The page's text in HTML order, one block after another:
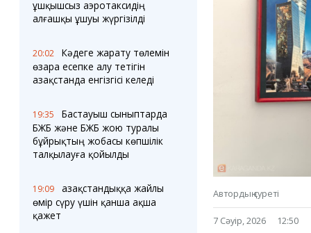
Соққылар
Аптаның коллажы
Ешкин жұлдыз
жорамалы
Қарағанды Картасы
Менің учаскелік
Жолдарды жабу
Медиа
Фото
Бейне
Timelapse
ұшқышсыз аэротаксидің
алғашқы ұшуы жүргізілді
20:02
Кәдеге жарату төлемін
өзара есепке алу тетігін
Қазақстанда енгізгісі келеді
19:35
Бастауыш сыныптарда
БЖБ және БЖБ жою туралы
бұйрықтың жобасы көпшілік
талқылауға қойылды
19:09
Қазақстандыққа жайлы
өмір сүру үшін қанша ақша
қажет
Автордың суреті
7 Сәуір, 2026 12:50